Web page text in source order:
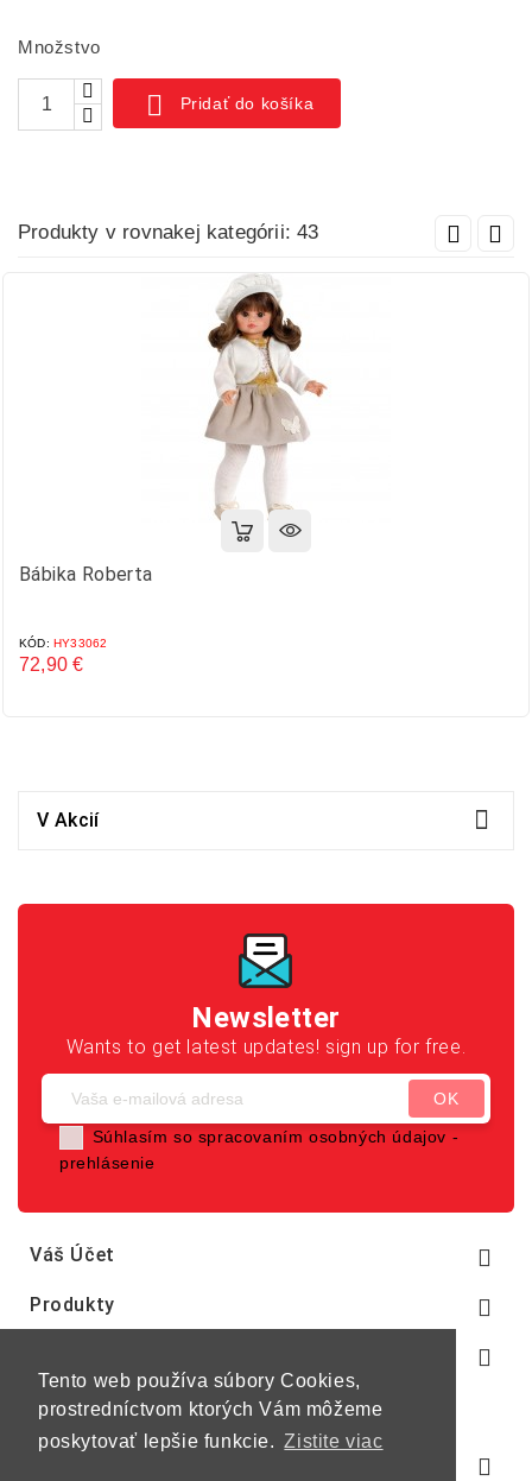
Tento web používa súbory Cookies,
prostredníctvom ktorých Vám môžeme
poskytovať lepšie funkcie. Zistite viac
Množstvo
 Pridať do košíka
Produkty v rovnakej kategórii: 43
Bábika Roberta
KÓD: HY33062
72,90 €
V Akcií 
Newsletter
Wants to get latest updates! sign up for free.
Súhlasím so spracovaním osobných údajov -
prehlásenie
Váš Účet 
Produkty 

